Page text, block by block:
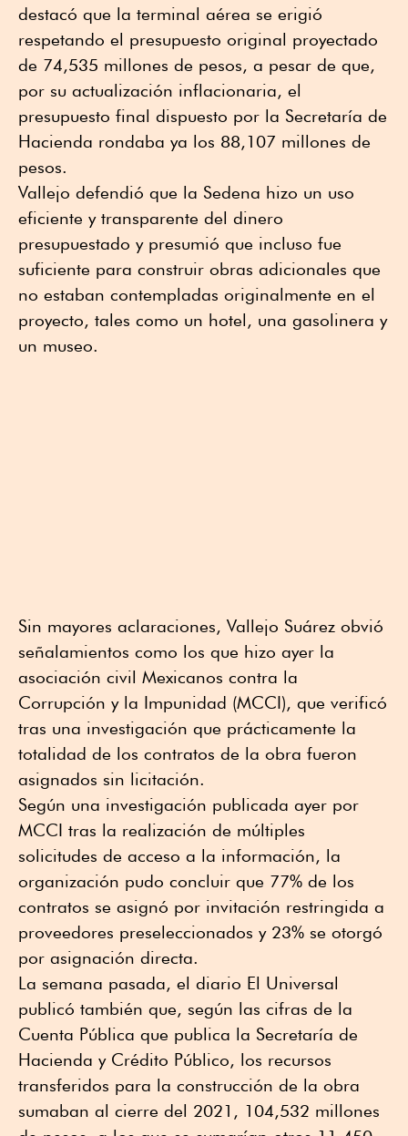
destacó que la terminal aérea se erigió
respetando el presupuesto original proyectado
de 74,535 millones de pesos, a pesar de que,
por su actualización inflacionaria, el
presupuesto final dispuesto por la Secretaría de
Hacienda rondaba ya los 88,107 millones de
pesos.
Vallejo defendió que la Sedena hizo un uso
eficiente y transparente del dinero
presupuestado y presumió que incluso fue
suficiente para construir obras adicionales que
no estaban contempladas originalmente en el
proyecto, tales como un hotel, una gasolinera y
un museo.
Sin mayores aclaraciones, Vallejo Suárez obvió
señalamientos como los que hizo ayer la
asociación civil Mexicanos contra la
Corrupción y la Impunidad (MCCI), que verificó
tras una investigación que prácticamente la
totalidad de los contratos de la obra fueron
asignados sin licitación.
Según una investigación publicada ayer por
MCCI tras la realización de múltiples
solicitudes de acceso a la información, la
organización pudo concluir que 77% de los
contratos se asignó por invitación restringida a
proveedores preseleccionados y 23% se otorgó
por asignación directa.
La semana pasada, el diario El Universal
publicó también que, según las cifras de la
Cuenta Pública que publica la Secretaría de
Hacienda y Crédito Público, los recursos
transferidos para la construcción de la obra
sumaban al cierre del 2021, 104,532 millones